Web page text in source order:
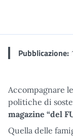
Pubblicazione:
Accompagnare
politiche di
magazine “del
Quella delle